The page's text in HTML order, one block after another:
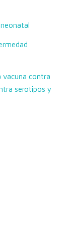
vacuna contra
serotipos y